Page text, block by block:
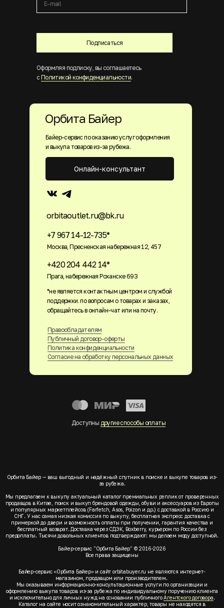
Подписаться
Оформляя подписку, вы соглашаетесь
с Политикой конфиденциальности.
Байер-сервис по оказанию услуг оформления
и выкупа товаров из-за рубежа.
+7 967 14-12-735*
Москва, Пресненская набережная 12, 457
+420 204 442 14*
Прага, набережная Роханске 693
orbitaoutlet.ru@bk.ru
Правообладателям
Публичный договор-оферты
Политика конфиденциальности
Согласие на обработку персональных данных
Онлайн-консультант
Орбита Байер
Доступны другие способы оплаты
*не является контактным центром и службой
поддержки. по вопросам о товарах и заказах,
обращайтесь в онлайн-чат или на почту.
Орбита Байер — ваш выгодный и надёжный спутник в поиске и выкупе товаров из-
за рубежа.
Мы предлагаем к выкупу актуальный каталог премиальных реплик от проверенных
продавцов в Китае, поиск и выкуп брендовой одежды, обуви и аксессуаров из Европы
и популярных маркетплейсов (Farfetch, Asos, Poizon и др.) с доставкой в Россию и
СНГ. У нас самая низкая комиссия по выкупу, бесплатная экспресс доставка с
примеркой до двери и возможность оплаты при получении, гарантия качества и
бесплатный возврат. Доставка через СДЭК, Boxberry, курьером по России без
предоплаты. Тысячи довольных клиентов подтверждают: мы делаем моду доступной.
Байер-сервис "Орбита Байер" © 2016-2026
Все права защищены
Байер-сервис «Орбита Байер» и сайт orbitabuyer.ru не являются интернет-
магазином, продавцом или производителем.
Мы оказываем информационно-консультационные услуги по организации и
оформлению выкупа товаров из-за рубежа по индивидуальному поручению клиента
и исключительно для личных нужд на основании публичногоАгентского договора.
Каталог на сайте носит ознакомительный характер, товары не находятся в